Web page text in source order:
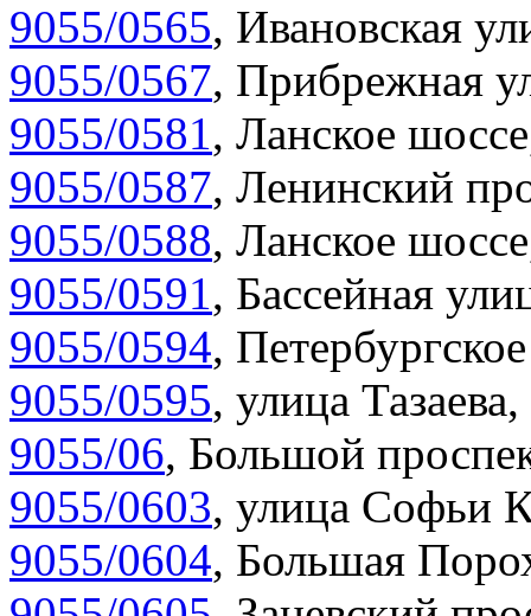
9055/0565, Ивановская
9055/0567, Прибрежная
9055/0581, Ланское
9055/0587, Ленинский
9055/0588, Ланское
9055/0591, Бассейная
9055/0594,
9055/0595, улица
9055/06, Большой
9055/0603, улица Софьи
9055/0604, Большая